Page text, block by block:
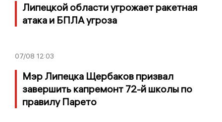
Липецкой области угрожает ракетная
атака и БПЛА угроза
07/08 12:03
Мэр Липецка Щербаков призвал
завершить капремонт 72-й школы по
правилу Парето